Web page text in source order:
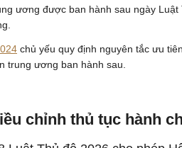
ương được ban hành sau ngày
chủ yếu quy định nguyên tắc ưu
trung ương ban hành sau.
chỉnh thủ tục hành